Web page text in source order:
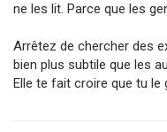
ne les lit. Parce que les
Arrêtez de chercher des
bien plus subtile que les
Elle te fait croire que tu le